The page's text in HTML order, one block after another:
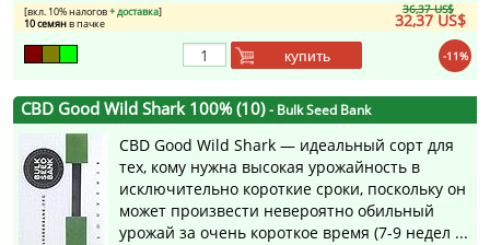
36,37 US$
32,37 US$
[вкл. 10% налогов+ доставка]
10 семянв пачке
-11%
купить
CBD Good Wild Shark 100% (10)- Bulk Seed Bank
CBD Good Wild Shark — идеальный сорт для
тех, кому нужна высокая урожайность в
исключительно короткие сроки, поскольку он
может произвести невероятно обильный
урожай за очень короткое время (7-9 недел ...